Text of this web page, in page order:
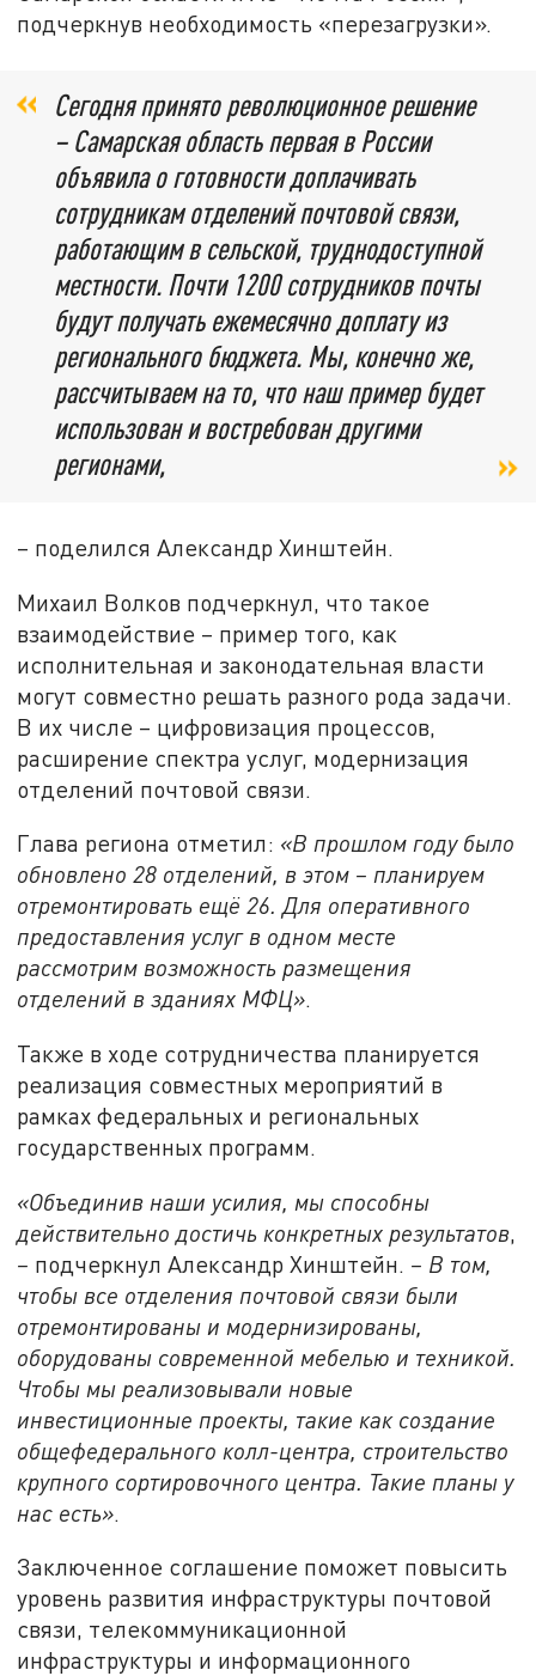
подчеркнув необходимость «перезагрузки».
Сегодня принято революционное решение
– Самарская область первая в России
объявила о готовности доплачивать
сотрудникам отделений почтовой связи,
работающим в сельской, труднодоступной
местности. Почти 1200 сотрудников почты
будут получать ежемесячно доплату из
регионального бюджета. Мы, конечно же,
рассчитываем на то, что наш пример будет
использован и востребован другими
регионами,
– поделился Александр Хинштейн.
Михаил Волков подчеркнул, что такое
взаимодействие – пример того, как
исполнительная и законодательная власти
могут совместно решать разного рода задачи.
В их числе – цифровизация процессов,
расширение спектра услуг, модернизация
отделений почтовой связи.
Глава региона отметил: «В прошлом году было
обновлено 28 отделений, в этом – планируем
отремонтировать ещё 26. Для оперативного
предоставления услуг в одном месте
рассмотрим возможность размещения
отделений в зданиях МФЦ».
Также в ходе сотрудничества планируется
реализация совместных мероприятий в
рамках федеральных и региональных
государственных программ.
«Объединив наши усилия, мы способны
действительно достичь конкретных результатов,
– подчеркнул Александр Хинштейн. – В том,
чтобы все отделения почтовой связи были
отремонтированы и модернизированы,
оборудованы современной мебелью и техникой.
Чтобы мы реализовывали новые
инвестиционные проекты, такие как создание
общефедерального колл-центра, строительство
крупного сортировочного центра. Такие планы у
нас есть».
Заключенное соглашение поможет повысить
уровень развития инфраструктуры почтовой
связи, телекоммуникационной
инфраструктуры и информационного